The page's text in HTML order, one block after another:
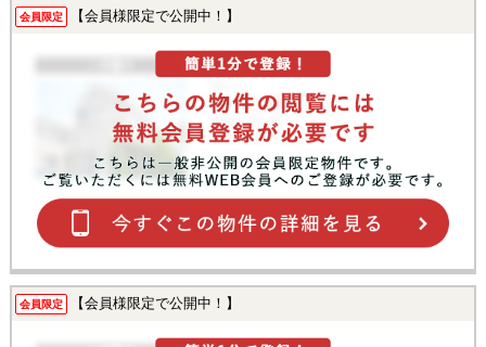
会員限定 【会員様限定で公開中！】
会員限定 【会員様限定で公開中！】